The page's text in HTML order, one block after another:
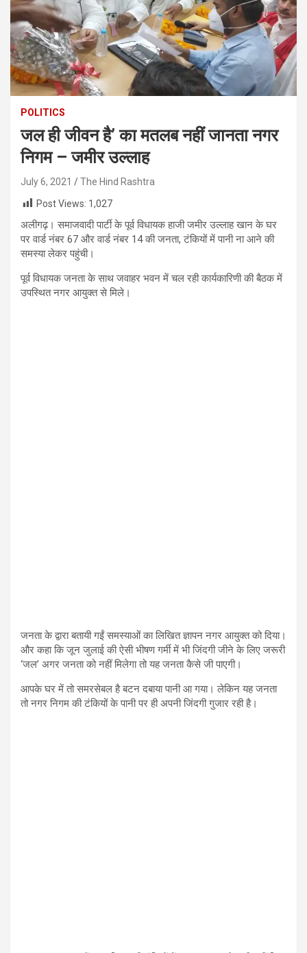
POLITICS
जल ही जीवन है’ का मतलब नहीं जानता नगर
निगम – जमीर उल्लाह
July 6, 2021
The Hind Rashtra
Post Views: 1,027
अलीगढ़। समाजवादी पार्टी के पूर्व विधायक हाजी जमीर उल्लाह खान के घर
पर वार्ड नंबर 67 और वार्ड नंबर 14 की जनता, टंकियों में पानी ना आने की
समस्या लेकर पहुंची।
पूर्व विधायक जनता के साथ जवाहर भवन में चल रही कार्यकारिणी की बैठक में
उपस्थित नगर आयुक्त से मिले।
जनता के द्वारा बतायी गईं समस्याओं का लिखित ज्ञापन नगर आयुक्त को दिया।
और कहा कि जून जुलाई की ऐसी भीषण गर्मी में भी जिंदगी जीने के लिए जरूरी
‘जल’ अगर जनता को नहीं मिलेगा तो यह जनता कैसे जी पाएगी।
आपके घर में तो समरसेबल है बटन दबाया पानी आ गया। लेकिन यह जनता
तो नगर निगम की टंकियों के पानी पर ही अपनी जिंदगी गुजार रही है।